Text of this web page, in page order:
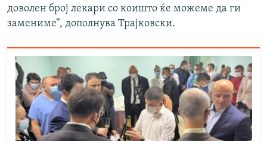
доволен број лекари со коишто ќе можеме да ги
замениме“, дополнува Трајковски.